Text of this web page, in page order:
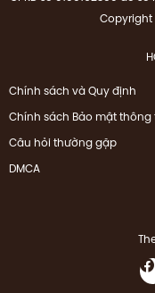
Copyright
Chính sách và Quy định
Chính sách Bảo mật thông
Câu hỏi thường gặp
DMCA